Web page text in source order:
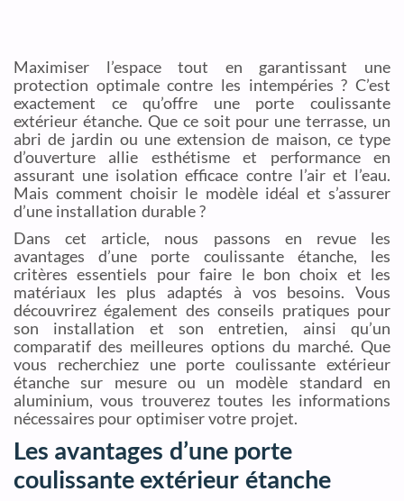
Maximiser l’espace tout en garantissant une
protection optimale contre les intempéries ? C’est
exactement ce qu’offre une porte coulissante
extérieur étanche. Que ce soit pour une terrasse, un
abri de jardin ou une extension de maison, ce type
d’ouverture allie esthétisme et performance en
assurant une isolation efficace contre l’air et l’eau.
Mais comment choisir le modèle idéal et s’assurer
d’une installation durable ?
Dans cet article, nous passons en revue les
avantages d’une porte coulissante étanche, les
critères essentiels pour faire le bon choix et les
matériaux les plus adaptés à vos besoins. Vous
découvrirez également des conseils pratiques pour
son installation et son entretien, ainsi qu’un
comparatif des meilleures options du marché. Que
vous recherchiez une porte coulissante extérieur
étanche sur mesure ou un modèle standard en
aluminium, vous trouverez toutes les informations
nécessaires pour optimiser votre projet.
Les avantages d’une porte
coulissante extérieur étanche